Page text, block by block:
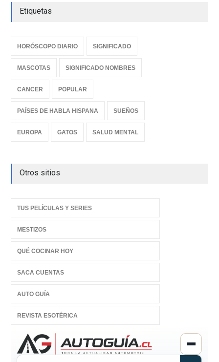
Etiquetas
HORÓSCOPO DIARIO SIGNIFICADO
MASCOTAS SIGNIFICADO NOMBRES
CANCER POPULAR
PAÍSES DE HABLA HISPANA SUEÑOS
EUROPA GATOS SALUD MENTAL
Otros sitios
TUS PELÍCULAS Y SERIES
MESTIZOS
QUÉ COCINAR HOY
SACA CUENTAS
AUTO GUÍA
REVISTA ESOTÉRICA